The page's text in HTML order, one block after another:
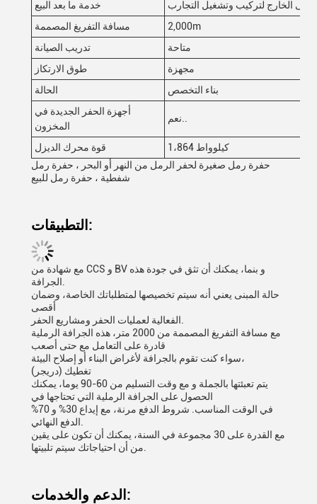
خدمة ما بعد البيع
إلى الخارج لتركيب وتشغيل التجارب
مسافة التفريغ المصممة
2,000m
تدريب الصيانة
متاحة
طوق الارتكاز
مجهزة
الحالة
بناء التخصص
أجهزة الحفر الجديدة في
المخزون
قوة محرك الديزل
1،864 كيلوواط
حفرة رمل صغيرة لحفر الرمل من النهر أو البحر ، حفرة رمل
شفطية ، حفرة رمل للبيع
التطبيقات:
مع شهادة من CCS و BV و بنما، يمكنك أن تثق في جودة هذه
حالة المبنى يعني أنه سيتم تخصيصها لمتطلباتك الخاصة، وضمان
أقصى
مع مسافة التفريغ المصممة من 2000 متر، هذه الجرافة الرملية
قادرة على التعامل مع حتى أصعب
سواء كنت تقوم بالجرافة لأغراض البناء أو إصلاح البيئة،
(دريجر) تغطيك
يتم تعبئتها بالجملة و مع وقت التسليم من 60-90 يوما، يمكنك
الحصول على الجرافة الرملية التي تحتاجها في
في الوقت المناسب. شروط الدفع مرنة، مع إيداع 30% و 70%
مع القدرة على 30 مجموعة في السنة، يمكنك أن تكون على يقين
الدعم والخدمات: